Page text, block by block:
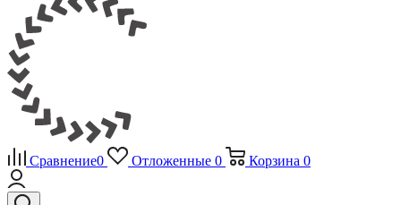
Сравнение0 Отложенные 0 Корзина 0